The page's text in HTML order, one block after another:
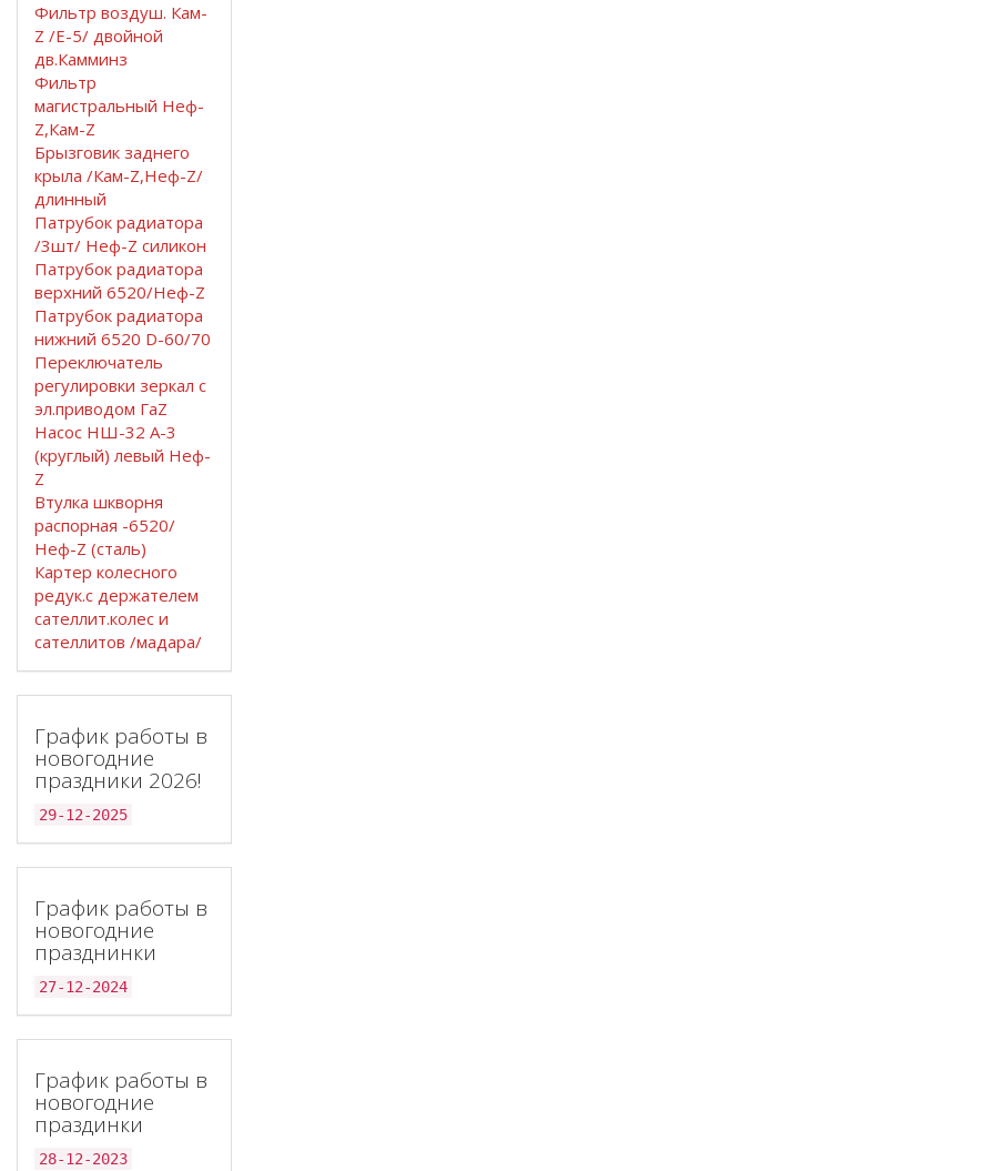
Фильтр воздуш. Кам-
Z /Е-5/ двойной
дв.Камминз
Фильтр
магистральный Неф-
Z,Кам-Z
Брызговик заднего
крыла /Кам-Z,Неф-Z/
длинный
Патрубок радиатора
/3шт/ Неф-Z силикон
Патрубок радиатора
верхний 6520/Неф-Z
Патрубок радиатора
нижний 6520 D-60/70
Переключатель
регулировки зеркал с
эл.приводом ГаZ
Насос НШ-32 А-3
(круглый) левый Неф-
Z
Втулка шкворня
распорная -6520/
Неф-Z (сталь)
Картер колесного
редук.с держателем
сателлит.колес и
сателлитов /мадара/
График работы в
новогодние
праздники 2026!
29-12-2025
График работы в
новогодние
празднинки
27-12-2024
График работы в
новогодние
праздинки
28-12-2023